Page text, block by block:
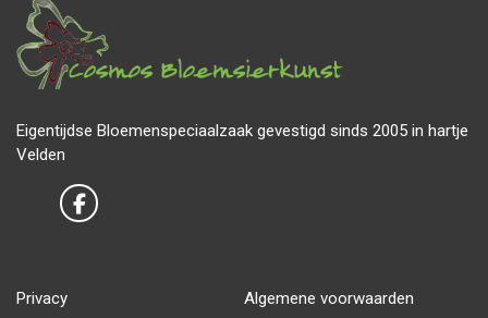
Eigentijdse Bloemenspeciaalzaak gevestigd sinds 2005 in hartje
Velden
Privacy Algemene voorwaarden